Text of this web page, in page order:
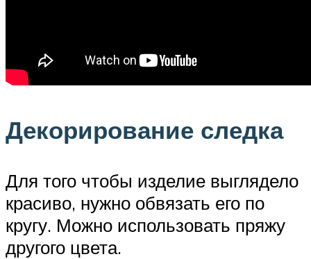
Декорирование следка
Для того чтобы изделие выглядело
красиво, нужно обвязать его по
кругу. Можно использовать пряжу
другого цвета.